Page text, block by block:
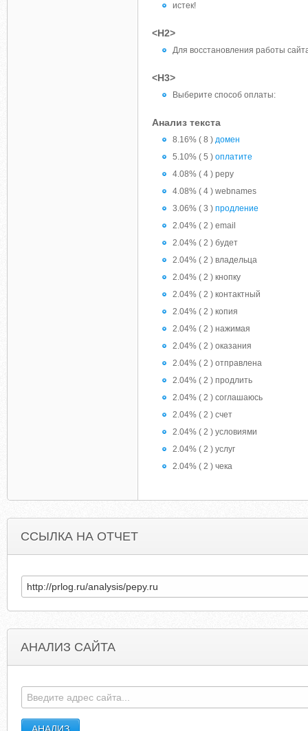
истек!
<H2>
Для восстановления работы
<H3>
Выберите способ оплаты:
Анализ текста
8.16% ( 8 ) домен
5.10% ( 5 ) оплатите
4.08% ( 4 ) pepy
4.08% ( 4 ) webnames
3.06% ( 3 ) продление
2.04% ( 2 ) email
2.04% ( 2 ) будет
2.04% ( 2 ) владельца
2.04% ( 2 ) кнопку
2.04% ( 2 ) контактный
2.04% ( 2 ) копия
2.04% ( 2 ) нажимая
2.04% ( 2 ) оказания
2.04% ( 2 ) отправлена
2.04% ( 2 ) продлить
2.04% ( 2 ) соглашаюсь
2.04% ( 2 ) счет
2.04% ( 2 ) условиями
2.04% ( 2 ) услуг
2.04% ( 2 ) чека
ССЫЛКА НА ОТЧЕТ
АНАЛИЗ САЙТА